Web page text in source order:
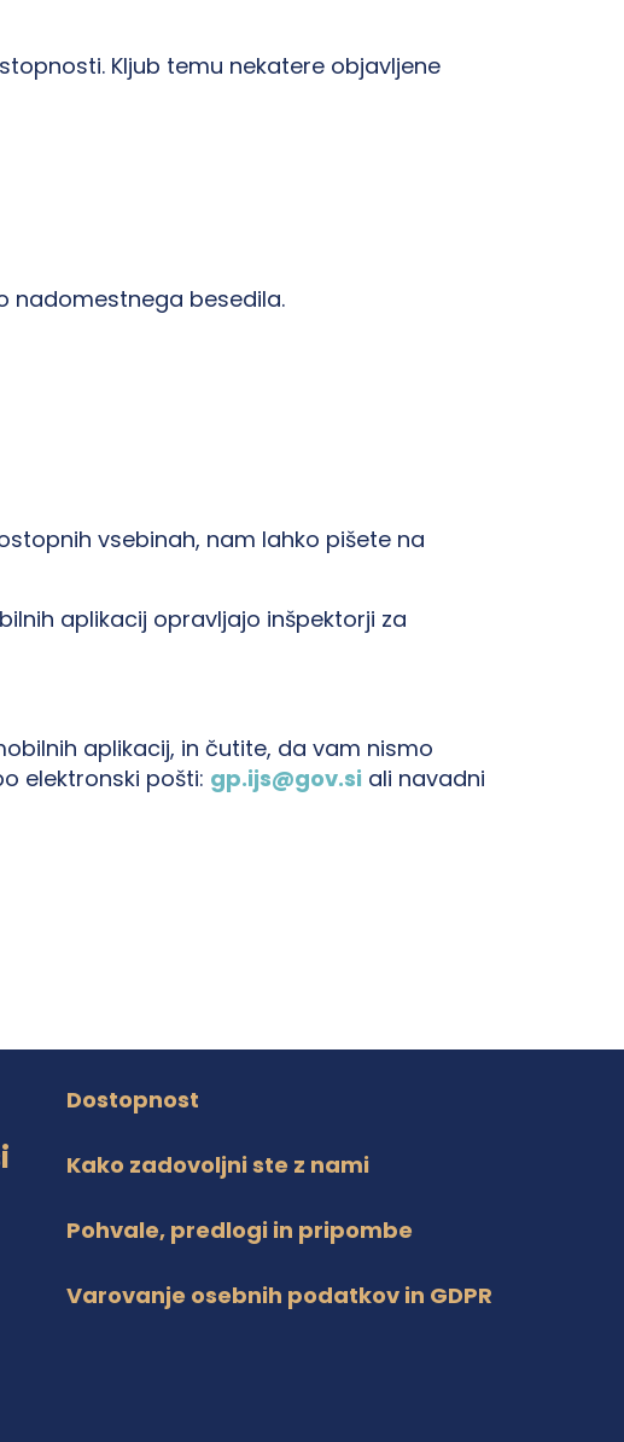
Kljub temu nekatere objavljene
nadomestnega besedila.
vsebinah, nam lahko pišete na
aplikacij opravljajo inšpektorji za
aplikacij, in čutite, da vam nismo
elektronski pošti: gp.ijs@gov.si ali navadni
Dostopnost
Kako zadovoljni ste z nami
Pohvale, predlogi in pripombe
Varovanje osebnih podatkov in GDPR